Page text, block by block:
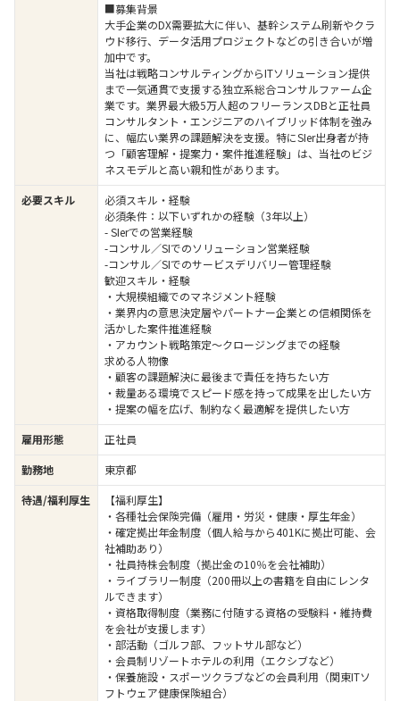
■募集背景
大手企業のDX需要拡大に伴い、基幹システム刷新やクラ
ウド移行、データ活用プロジェクトなどの引き合いが増
加中です。
当社は戦略コンサルティングからITソリューション提供
まで一気通貫で支援する独立系総合コンサルファーム企
業です。業界最大級5万人超のフリーランスDBと正社員
コンサルタント・エンジニアのハイブリッド体制を強み
に、幅広い業界の課題解決を支援。特にSIer出身者が持
つ「顧客理解・提案力・案件推進経験」は、当社のビジ
ネスモデルと高い親和性があります。
必要スキル
必須スキル・経験
必須条件：以下いずれかの経験（3年以上）
- SIerでの営業経験
-コンサル／SIでのソリューション営業経験
-コンサル／SIでのサービスデリバリー管理経験
歓迎スキル・経験
・大規模組織でのマネジメント経験
・業界内の意思決定層やパートナー企業との信頼関係を
活かした案件推進経験
・アカウント戦略策定〜クロージングまでの経験
求める人物像
・顧客の課題解決に最後まで責任を持ちたい方
・裁量ある環境でスピード感を持って成果を出したい方
・提案の幅を広げ、制約なく最適解を提供したい方
雇用形態
正社員
勤務地
東京都
待遇/福利厚生
【福利厚生】
・各種社会保険完備（雇用・労災・健康・厚生年金）
・確定拠出年金制度（個人給与から401Kに拠出可能、会
社補助あり）
・社員持株会制度（拠出金の10％を会社補助）
・ライブラリー制度（200冊以上の書籍を自由にレンタ
ルできます）
・資格取得制度（業務に付随する資格の受験料・維持費
を会社が支援します）
・部活動（ゴルフ部、フットサル部など）
・会員制リゾートホテルの利用（エクシブなど）
・保養施設・スポーツクラブなどの会員利用（関東ITソ
フトウェア健康保険組合）